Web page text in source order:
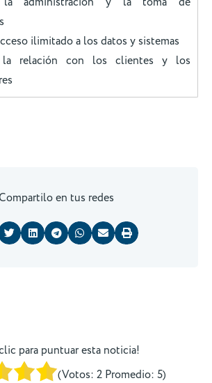
ilimitado a los datos y sistemas
la relación con los clientes y los
en tus redes
para puntuar esta noticia!
(Votos: 2 Promedio: 5)